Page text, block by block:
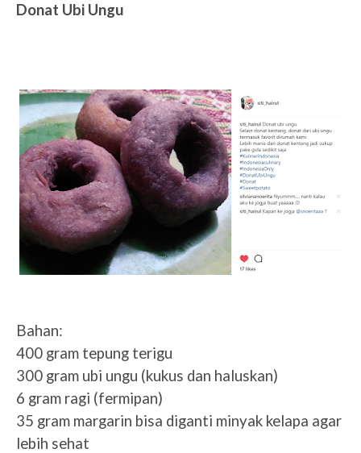
Donat Ubi Ungu
Bahan:
400 gram tepung terigu
300 gram ubi ungu (kukus dan haluskan)
6 gram ragi (fermipan)
35 gram margarin bisa diganti minyak kelapa agar
lebih sehat